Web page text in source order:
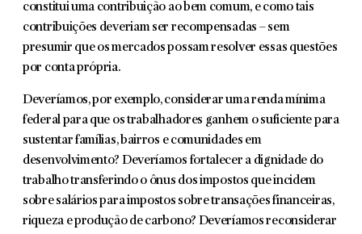
constitui uma contribuição ao bem comum, e como tais
contribuições deveriam ser recompensadas – sem
presumir que os mercados possam resolver essas questões
por conta própria.
Deveríamos, por exemplo, considerar uma renda mínima
federal para que os trabalhadores ganhem o suficiente para
sustentar famílias, bairros e comunidades em
desenvolvimento? Deveríamos fortalecer a dignidade do
trabalho transferindo o ônus dos impostos que incidem
sobre salários para impostos sobre transações financeiras,
riqueza e produção de carbono? Deveríamos reconsiderar